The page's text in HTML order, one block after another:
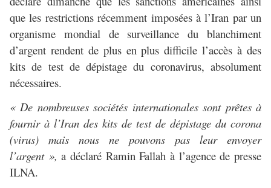
que les restrictions récemment imposées à l’Iran par un
organisme mondial de surveillance du blanchiment
d’argent rendent de plus en plus difficile l’accès à des
kits de test de dépistage du coronavirus, absolument
nécessaires.
« De nombreuses sociétés internationales sont prêtes à
fournir à l’Iran des kits de test de dépistage du corona
(virus) mais nous ne pouvons pas leur envoyer
l’argent », a déclaré Ramin Fallah à l’agence de presse
ILNA.